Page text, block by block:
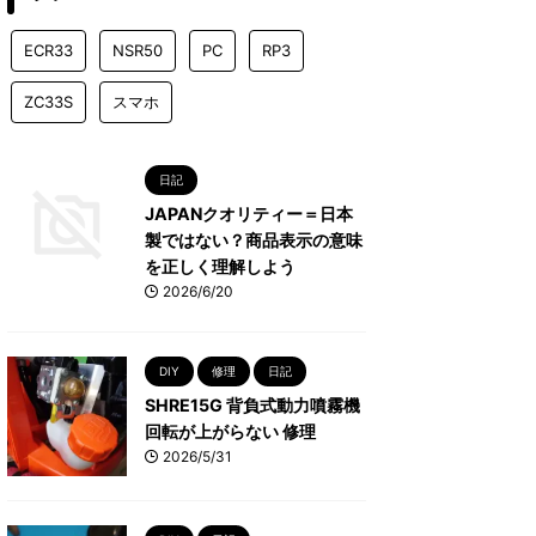
ECR33 NSR50 PC RP3
ZC33S スマホ
日記
JAPANクオリティー＝日本
製ではない？商品表示の意味
を正しく理解しよう
2026/6/20
DIY 修理 日記
SHRE15G 背負式動力噴霧機
回転が上がらない 修理
2026/5/31